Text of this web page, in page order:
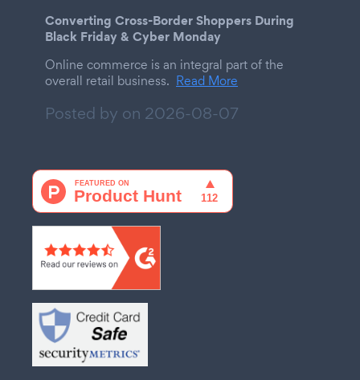
Converting Cross-Border Shoppers During
Black Friday & Cyber Monday
Online commerce is an integral part of the
overall retail business. Read More
Posted by on 2026-08-07